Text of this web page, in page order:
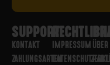
SUPPORT
KONTAKT
ZAHLUNGSARTEN
IMPRESSUM